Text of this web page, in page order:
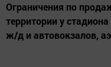
Ограничения по
территории у
ж/д и автовокзалов,